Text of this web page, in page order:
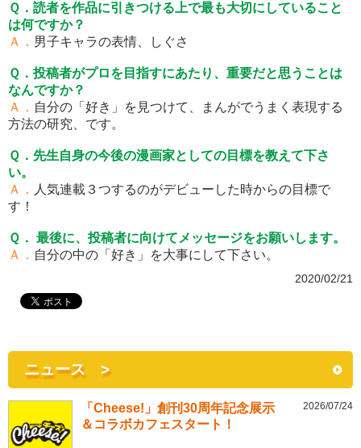
Ｑ．読者を作品に引きつける上で最も大切にしていること
は何ですか？
Ａ． 男子キャラの表情、しぐさ
Ｑ．投稿者がプロを目指すにあたり、重要だと思うことは
なんですか？
Ａ． 自分の「好き」を見つけて、まんがでうまく表現する
方法の研究、です。
Ｑ．先生自身の今後の漫画家としての目標を教えて下さ
い。
Ａ．
人気連載３つするのがデビューした時からの目標で
す！
Ｑ． 最後に、投稿者に向けてメッセージをお願いします。
Ａ． 自分の中の「好き」を大事にして下さい。
2020/02/21
ニュース >
「Cheese!」創刊30周年記念展示
＆コラボカフェスタート！
2026/07/24